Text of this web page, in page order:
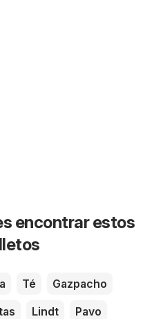
encontrar estos
Té
Gazpacho
Lindt
Pavo